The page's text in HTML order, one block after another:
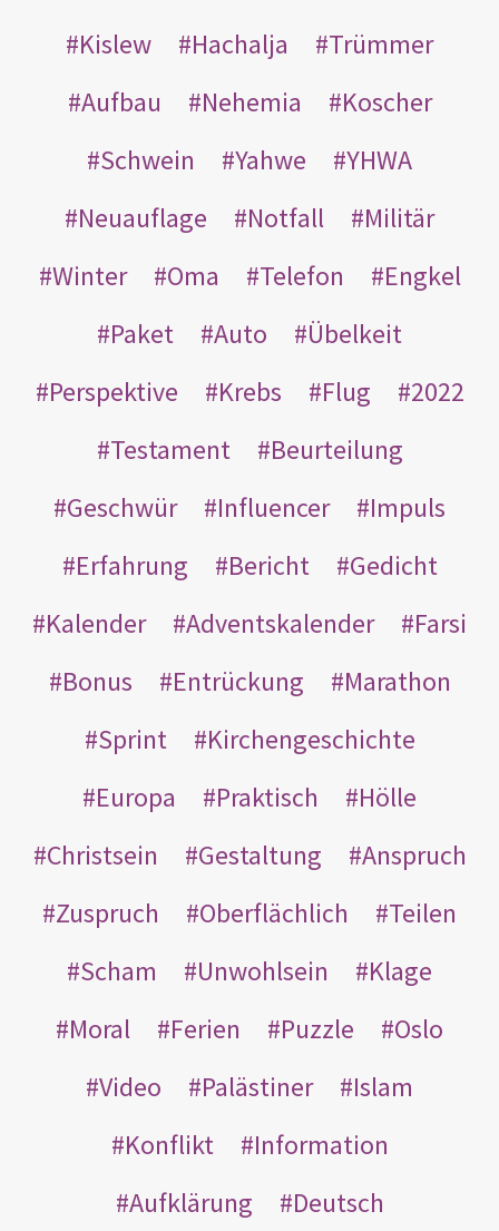
Kislew
Hachalja
Trümmer
Aufbau
Nehemia
Koscher
Schwein
Yahwe
YHWA
Neuauflage
Notfall
Militär
Winter
Oma Telefon
Engkel
Paket
Auto
Übelkeit
Perspektive
Krebs Flug
2022
Testament
Beurteilung
Geschwür
Influencer
Impuls
Erfahrung
Bericht
Gedicht
Kalender
Adventskalender
Farsi
Bonus
Entrückung
Marathon
Sprint
Kirchengeschichte
Europa
Praktisch
Hölle
Christsein
Gestaltung
Anspruch
Zuspruch
Oberflächlich
Teilen
Scham
Unwohlsein
Klage
Moral
Ferien Puzzle
Oslo
Video
Palästiner
Islam
Konflikt
Information
Aufklärung
Deutsch